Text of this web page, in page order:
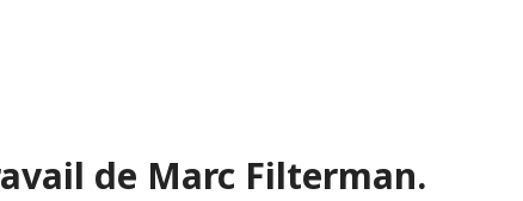
de Marc Filterman.